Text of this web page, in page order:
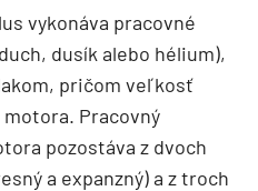
vykonáva pracovné
dusík alebo hélium),
pričom veľkosť
Pracovný
pozostáva z dvoch
a expanzný) a z troch